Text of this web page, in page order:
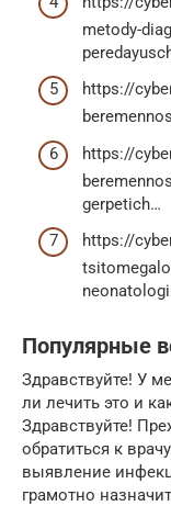
metody-
https://
https://
gerpetich…
https://
Популярные
Здравствуйте! У
ли лечить это и
Здравствуйте!
обратиться к
выявление
грамотно